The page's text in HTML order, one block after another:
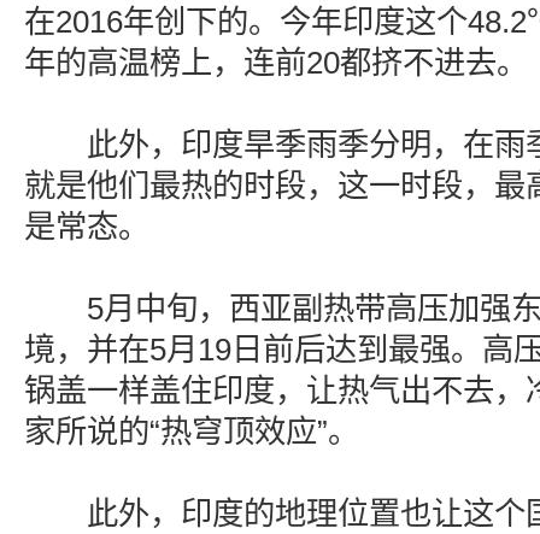
在2016年创下的。今年印度这个
年的高温榜上，连前20都挤不进去。
此外，印度旱季雨季分明，在雨
就是他们最热的时段，这一时段，
是常态。
5月中旬，西亚副热带高压加强东
境，并在5月19日前后达到最强。高
锅盖一样盖住印度，让热气出不去，
家所说的“热穹顶效应”。
此外，印度的地理位置也让这个